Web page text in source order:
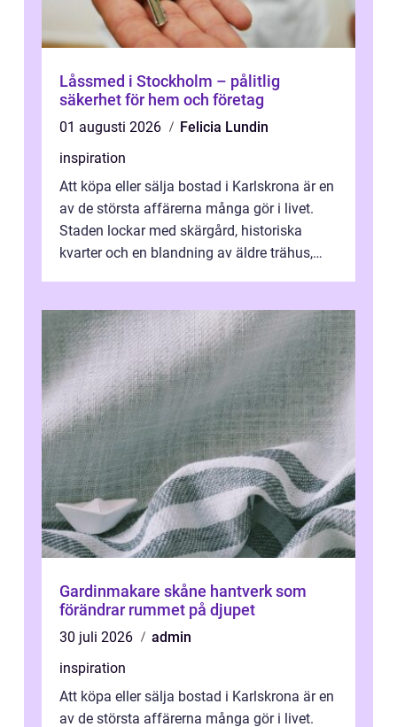
Låssmed i Stockholm – pålitlig
säkerhet för hem och företag
01 augusti 2026
Felicia Lundin
inspiration
Att köpa eller sälja bostad i Karlskrona är en
av de största affärerna många gör i livet.
Staden lockar med skärgård, historiska
kvarter och en blandning av äldre trähus,
Gardinmakare skåne hantverk som
förändrar rummet på djupet
30 juli 2026
admin
inspiration
Att köpa eller sälja bostad i Karlskrona är en
av de största affärerna många gör i livet.